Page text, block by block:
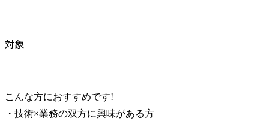
対象
こんな方におすすめです!
・技術×業務の双方に興味がある方